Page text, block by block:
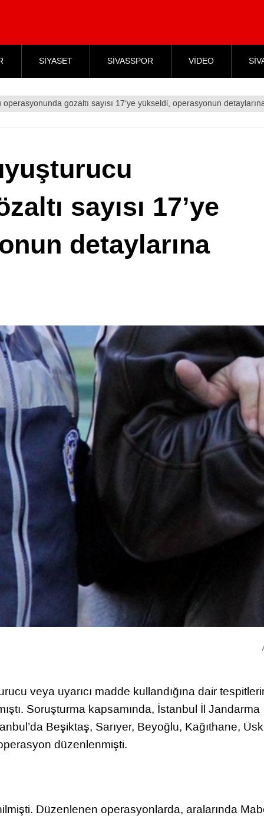
SİYASET SİVASSPOR VİDEO
gözaltı sayısı 17’ye yükseldi, operasyonun
sayısı 17’ye
detaylarına
veya uyarıcı madde kullandığına dair
Soruşturma kapsamında, İstanbul İl Jandarma
Beşiktaş, Sarıyer, Beyoğlu, Kağıthane,
düzenlenmişti.
Düzenlenen operasyonlarda, aralarında